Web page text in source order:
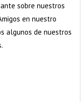
sobre nuestros
en nuestro
algunos de nuestros